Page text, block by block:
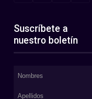
Suscríbete a
nuestro boletín